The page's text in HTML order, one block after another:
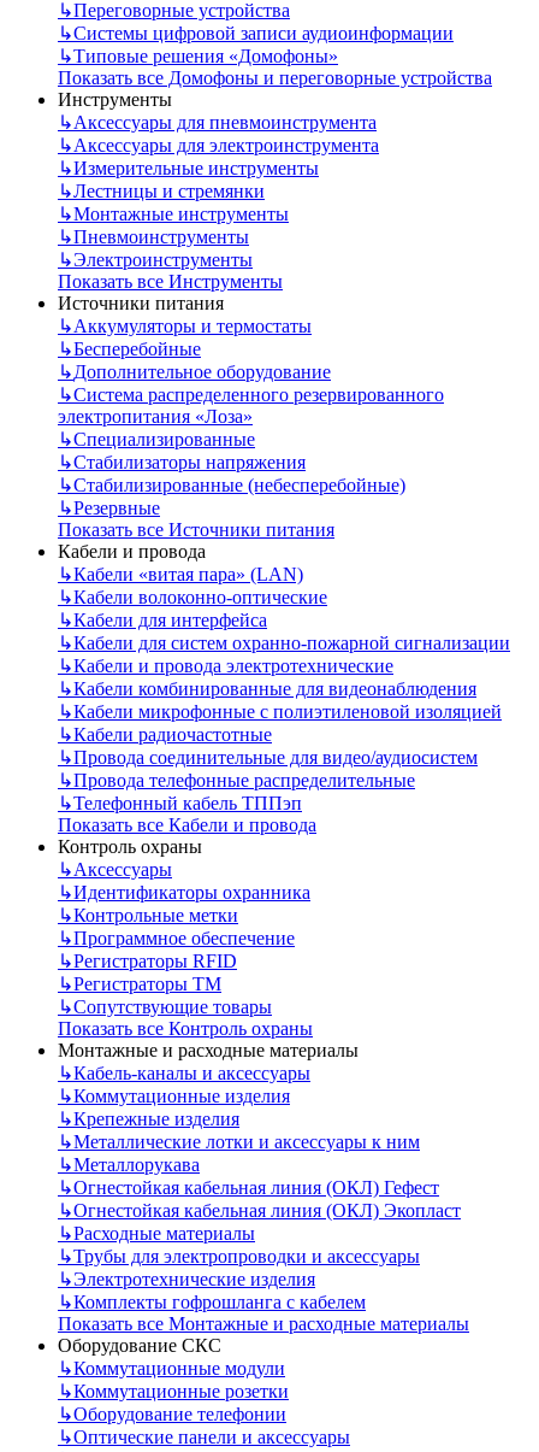
↳Переговорные устройства
↳Системы цифровой записи аудиоинформации
↳Типовые решения «Домофоны»
Показать все Домофоны и переговорные устройства
Инструменты
↳Аксессуары для пневмоинструмента
↳Аксессуары для электроинструмента
↳Измерительные инструменты
↳Лестницы и стремянки
↳Монтажные инструменты
↳Пневмоинструменты
↳Электроинструменты
Показать все Инструменты
Источники питания
↳Аккумуляторы и термостаты
↳Бесперебойные
↳Дополнительное оборудование
↳Система распределенного резервированного
электропитания «Лоза»
↳Специализированные
↳Стабилизаторы напряжения
↳Стабилизированные (небесперебойные)
↳Резервные
Показать все Источники питания
Кабели и провода
↳Кабели «витая пара» (LAN)
↳Кабели волоконно-оптические
↳Кабели для интерфейса
↳Кабели для систем охранно-пожарной сигнализации
↳Кабели и провода электротехнические
↳Кабели комбинированные для видеонаблюдения
↳Кабели микрофонные с полиэтиленовой изоляцией
↳Кабели радиочастотные
↳Провода соединительные для видео/аудиосистем
↳Провода телефонные распределительные
↳Телефонный кабель ТППэп
Показать все Кабели и провода
Контроль охраны
↳Аксессуары
↳Идентификаторы охранника
↳Контрольные метки
↳Программное обеспечение
↳Регистраторы RFID
↳Регистраторы ТМ
↳Сопутствующие товары
Показать все Контроль охраны
Монтажные и расходные материалы
↳Кабель-каналы и аксессуары
↳Коммутационные изделия
↳Крепежные изделия
↳Металлические лотки и аксессуары к ним
↳Металлорукава
↳Огнестойкая кабельная линия (ОКЛ) Гефест
↳Огнестойкая кабельная линия (ОКЛ) Экопласт
↳Расходные материалы
↳Трубы для электропроводки и аксессуары
↳Электротехнические изделия
↳Комплекты гофрошланга с кабелем
Показать все Монтажные и расходные материалы
Оборудование СКС
↳Коммутационные модули
↳Коммутационные розетки
↳Оборудование телефонии
↳Оптические панели и аксессуары